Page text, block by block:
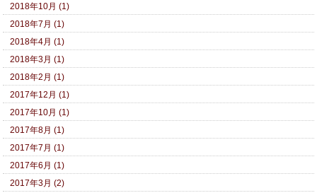
2018年10月 (1)
2018年7月 (1)
2018年4月 (1)
2018年3月 (1)
2018年2月 (1)
2017年12月 (1)
2017年10月 (1)
2017年8月 (1)
2017年7月 (1)
2017年6月 (1)
2017年3月 (2)